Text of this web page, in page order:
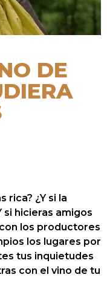
DE
rica? ¿Y si la
si hicieras amigos
los productores
los lugares por
tus inquietudes
con el vino de tu